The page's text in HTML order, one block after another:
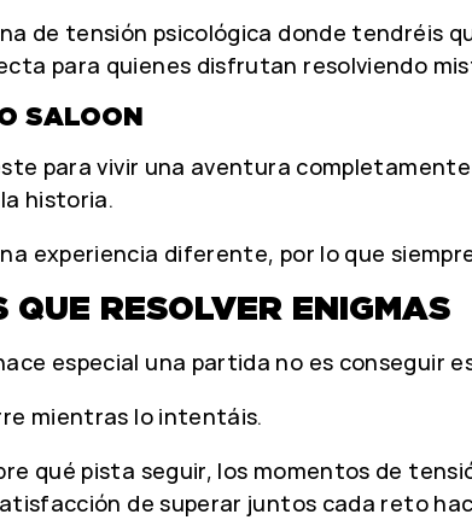
de tensión psicológica donde tendréis
para quienes disfrutan resolviendo
SALOON
para vivir una aventura
historia.
experiencia diferente, por lo que
QUE RESOLVER ENIGMAS
especial una partida no es conseguir
mientras lo intentáis.
qué pista seguir, los momentos de
de superar juntos cada reto